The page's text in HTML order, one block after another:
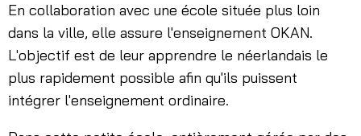
En collaboration avec une école située plus loin
dans la ville, elle assure l'enseignement OKAN.
L'objectif est de leur apprendre le néerlandais le
plus rapidement possible afin qu'ils puissent
intégrer l'enseignement ordinaire.